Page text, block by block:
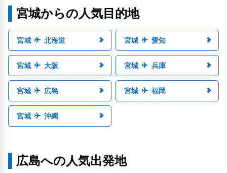
宮城からの人気目的地
宮城 北海道 宮城 愛知
宮城 大阪 宮城 兵庫
宮城 広島 宮城 福岡
宮城 沖縄
広島への人気出発地